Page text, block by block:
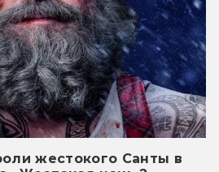
жестокого Санты в